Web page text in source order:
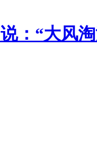
：“大风